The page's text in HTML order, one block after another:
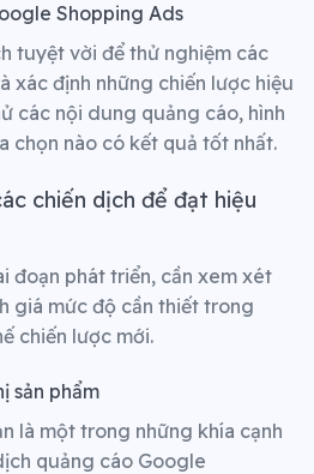
Shopping Ads
tuyệt vời để thử nghiệm các
xác định những chiến lược hiệu
các nội dung quảng cáo, hình
chọn nào có kết quả tốt nhất.
chiến dịch để đạt hiệu
đoạn phát triển, cần xem xét
giá mức độ cần thiết trong
chiến lược mới.
sản phẩm
là một trong những khía cạnh
quảng cáo Google